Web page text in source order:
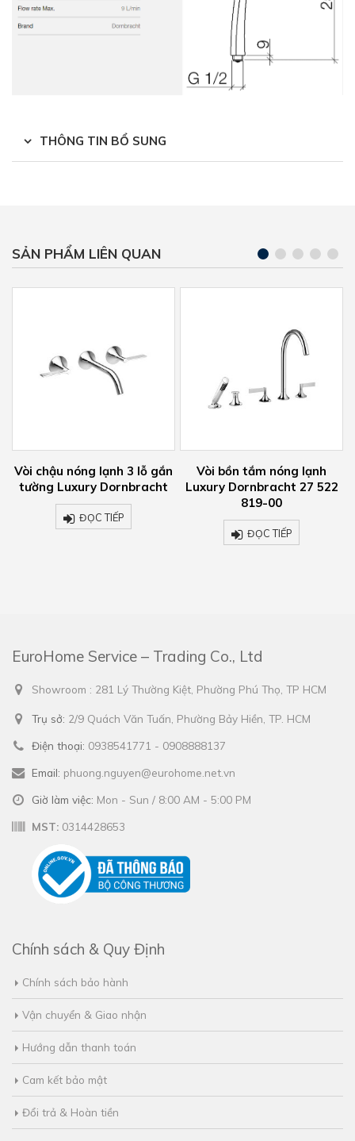
THÔNG TIN BỔ SUNG
SẢN PHẨM LIÊN QUAN
Vòi chậu nóng lạnh 3 lỗ gắn
tường Luxury Dornbracht
ĐỌC TIẾP
Vòi bồn tắm nóng lạnh
Luxury Dornbracht 27 522
819-00
ĐỌC TIẾP
EuroHome Service – Trading Co., Ltd
Showroom : 281 Lý Thường Kiệt, Phường Phú Thọ, TP HCM
Trụ sở: 2/9 Quách Văn Tuấn, Phường Bảy Hiền, TP. HCM
Điện thoại: 0938541771 - 0908888137
Email: phuong.nguyen@eurohome.net.vn
Giờ làm việc: Mon - Sun / 8:00 AM - 5:00 PM
MST: 0314428653
Chính sách & Quy Định
Chính sách bảo hành
Vận chuyển & Giao nhận
Hướng dẫn thanh toán
Cam kết bảo mật
Đổi trả & Hoàn tiền